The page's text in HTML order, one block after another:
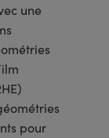
une
pour